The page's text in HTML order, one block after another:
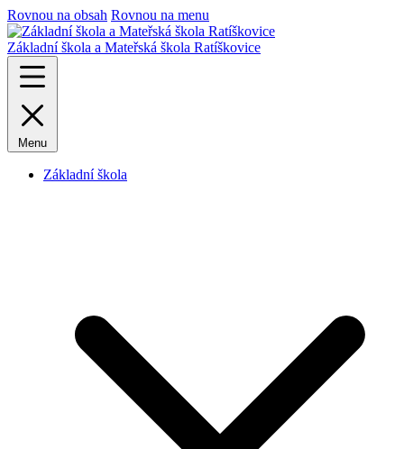
Rovnou na obsah Rovnou na menu
Základní škola a Mateřská škola Ratíškovice
Menu
Základní škola